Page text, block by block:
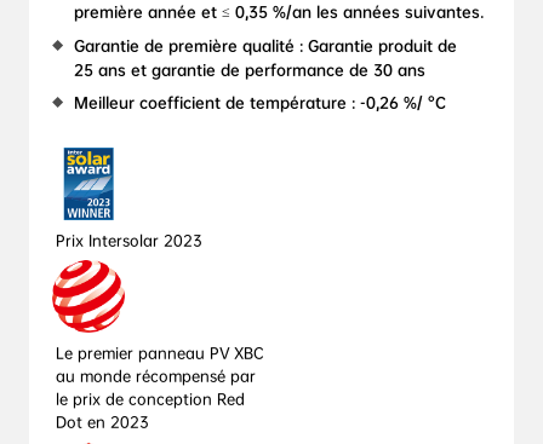
première année et ≤ 0,35 %/an les années suivantes.
Garantie de première qualité : Garantie produit de
25 ans et garantie de performance de 30 ans
Meilleur coefficient de température : -0,26 %/ °C
Prix Intersolar 2023
Le premier panneau PV XBC
au monde récompensé par
le prix de conception Red
Dot en 2023